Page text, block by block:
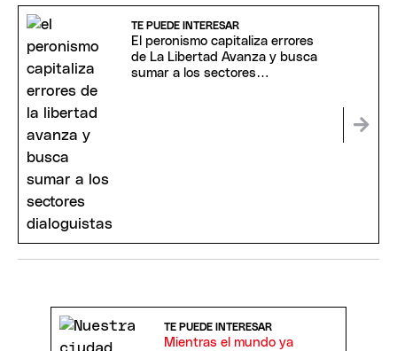
TE PUEDE INTERESAR
El peronismo capitaliza errores
de La Libertad Avanza y busca
sumar a los sectores
TE PUEDE INTERESAR
Mientras el mundo ya